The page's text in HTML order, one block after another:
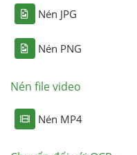
Nén JPG
Nén PNG
Nén file video
Nén MP4